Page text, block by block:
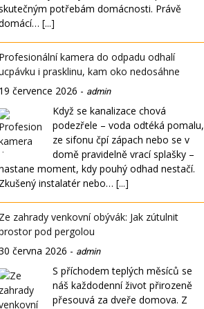
potřebám domácnosti. Právě
[...]
kamera do odpadu odhalí
i prasklinu, kam oko nedosáhne
července 2026 - admin
Když se kanalizace chová
podezřele – voda odtéká pomalu,
ze sifonu čpí zápach nebo se v
domě pravidelně vrací splašky –
moment, kdy pouhý odhad nestačí.
instalatér nebo… [...]
zahrady venkovní obývák: Jak zútulnit
pod pergolou
června 2026 - admin
S příchodem teplých měsíců se
náš každodenní život přirozeně
přesouvá za dveře domova. Z